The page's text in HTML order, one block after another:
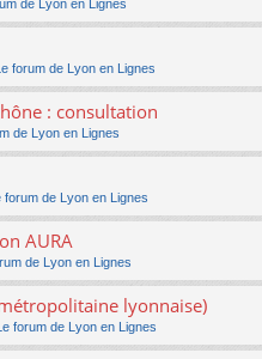
de Lyon en Lignes
forum de Lyon en Lignes
: consultation
de Lyon en Lignes
forum de Lyon en Lignes
AURA
de Lyon en Lignes
lyonnaise)
forum de Lyon en Lignes